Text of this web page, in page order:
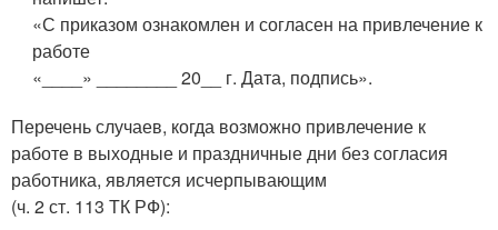
«С приказом ознакомлен и согласен на привлечение к
работе
«____» ________ 20__ г. Дата, подпись».
Перечень случаев, когда возможно привлечение к
работе в выходные и праздничные дни без согласия
работника, является исчерпывающим
(ч. 2 ст. 113 ТК РФ):